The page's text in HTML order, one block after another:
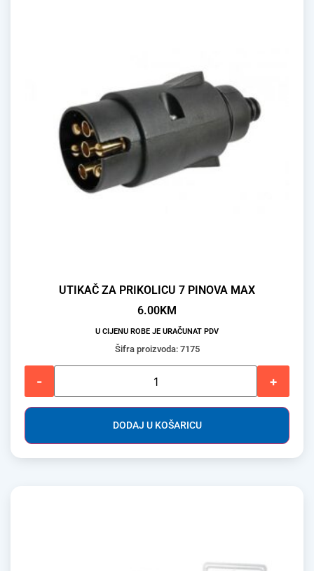
UTIKAČ ZA PRIKOLICU 7 PINOVA MAX
6.00KM
U CIJENU ROBE JE URAČUNAT PDV
Šifra proizvoda: 7175
- +
DODAJ U KOŠARICU